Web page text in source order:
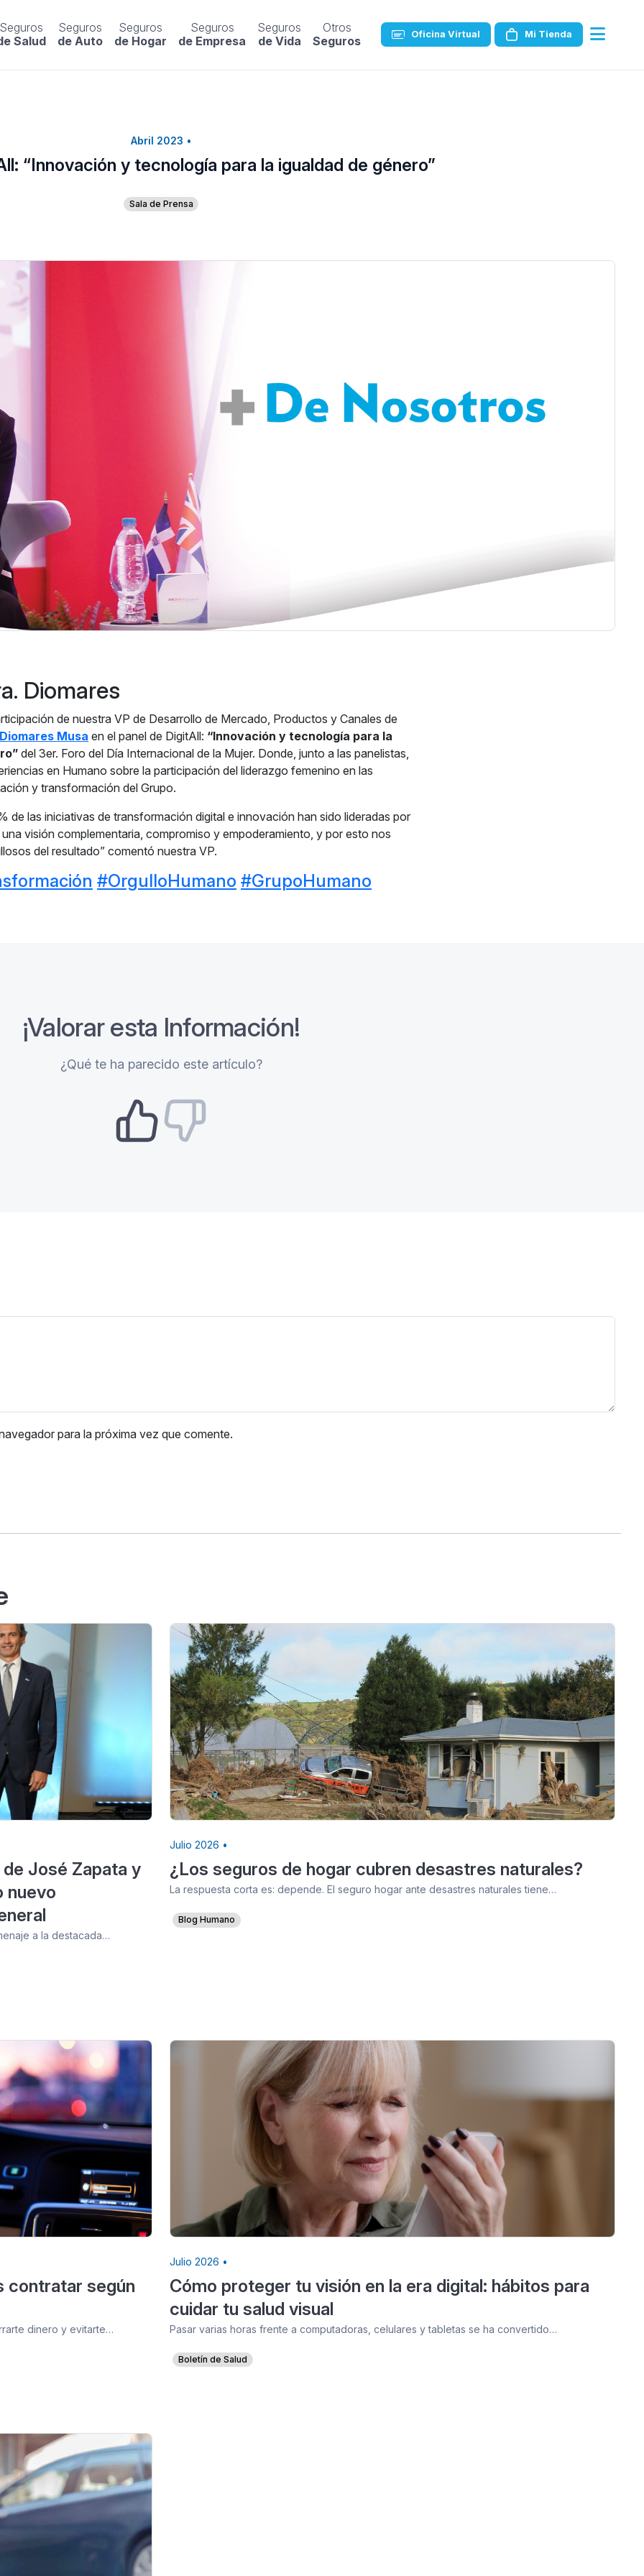
Seguros
Salud
Seguros
de Auto
Seguros
de Hogar
Seguros
de Empresa
Seguros
de Vida
Otros
Seguros
Oficina Virtual Mi Tienda
Abril 2023 •
“Innovación y tecnología para la igualdad de género”
Sala de Prensa
Diomares
de nuestra VP de Desarrollo de Mercado, Productos y Canales de
Diomares Musa en el panel de DigitAll: “Innovación y tecnología para la
del 3er. Foro del Día Internacional de la Mujer. Donde, junto a las panelistas,
en Humano sobre la participación del liderazgo femenino en las
y transformación del Grupo.
de las iniciativas de transformación digital e innovación han sido lideradas por
visión complementaria, compromiso y empoderamiento, y por esto nos
del resultado” comentó nuestra VP.
#OrgulloHumano #GrupoHumano
¡Valorar esta Información!
¿Qué te ha parecido este artículo?
para la próxima vez que comente.
José Zapata y
nuevo
a la destacada…
Julio 2026 •
¿Los seguros de hogar cubren desastres naturales?
La respuesta corta es: depende. El seguro hogar ante desastres naturales tiene…
Blog Humano
contratar según
dinero y evitarte…
Julio 2026 •
Cómo proteger tu visión en la era digital: hábitos para
cuidar tu salud visual
Pasar varias horas frente a computadoras, celulares y tabletas se ha convertido…
Boletín de Salud